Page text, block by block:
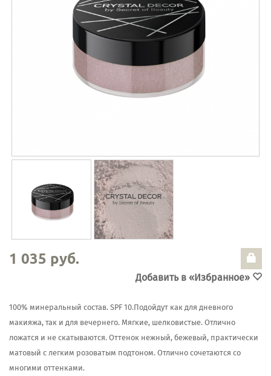
1 035 руб.
Добавить в «Избранное»
100% минеральный состав. SPF 10.Подойдут как для дневного
макияжа, так и для вечернего. Мягкие, шелковистые. Отлично
ложатся и не скатываются. Оттенок нежный, бежевый, практически
матовый с легким розоватым подтоном. Отлично сочетаются со
многими оттенками.